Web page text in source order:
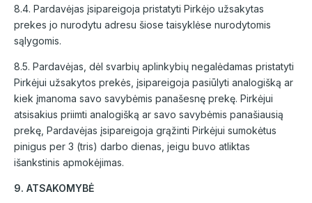
8.4. Pardavėjas įsipareigoja pristatyti Pirkėjo užsakytas
prekes jo nurodytu adresu šiose taisyklėse nurodytomis
sąlygomis.
8.5. Pardavėjas, dėl svarbių aplinkybių negalėdamas pristatyti
Pirkėjui užsakytos prekės, įsipareigoja pasiūlyti analogišką ar
kiek įmanoma savo savybėmis panašesnę prekę. Pirkėjui
atsisakius priimti analogišką ar savo savybėmis panašiausią
prekę, Pardavėjas įsipareigoja grąžinti Pirkėjui sumokėtus
pinigus per 3 (tris) darbo dienas, jeigu buvo atliktas
išankstinis apmokėjimas.
9. ATSAKOMYBĖ